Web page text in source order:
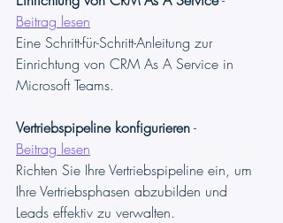
Beitrag lesen
Eine Schritt-für-Schritt-Anleitung zur
Einrichtung von CRM As A Service in
Microsoft Teams.
Vertriebspipeline konfigurieren -
Beitrag lesen
Richten Sie Ihre Vertriebspipeline ein, um
Ihre Vertriebsphasen abzubilden und
Leads effektiv zu verwalten.